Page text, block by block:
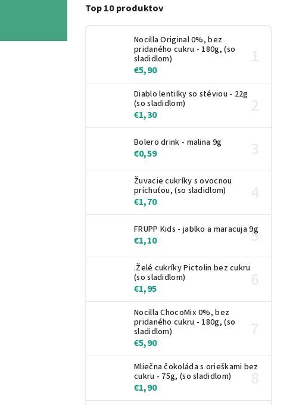
Top 10 produktov
Nocilla Original 0%, bez
pridaného cukru - 180g, (so
sladidlom)
€5,90
Diablo lentilky so stéviou - 22g
(so sladidlom)
€1,30
Bolero drink - malina 9g
€0,59
Žuvacie cukríky s ovocnou
príchuťou, (so sladidlom)
€1,70
FRUPP Kids - jablko a maracuja 9g
€1,10
.Želé cukríky Pictolin bez cukru
(so sladidlom)
€1,95
Nocilla ChocoMix 0%, bez
pridaného cukru - 180g, (so
sladidlom)
€5,90
Mliečna čokoláda s orieškami bez
cukru - 75g, (so sladidlom)
€1,90